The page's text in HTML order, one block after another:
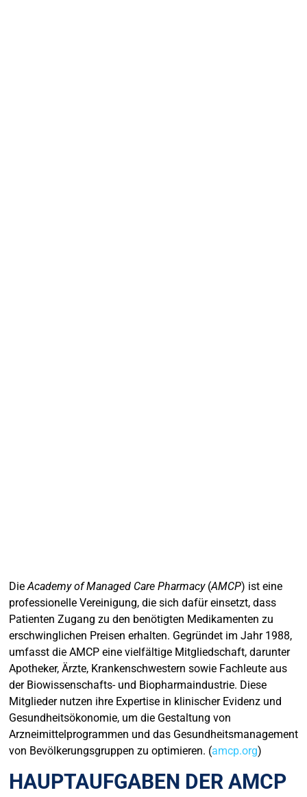
DieAcademy of Managed Care Pharmacy(AMCP) ist eine
professionelle Vereinigung, die sich dafür einsetzt, dass
Patienten Zugang zu den benötigten Medikamenten zu
erschwinglichen Preisen erhalten. Gegründet im Jahr 1988,
umfasst die AMCP eine vielfältige Mitgliedschaft, darunter
Apotheker, Ärzte, Krankenschwestern sowie Fachleute aus
der Biowissenschafts- und Biopharmaindustrie. Diese
Mitglieder nutzen ihre Expertise in klinischer Evidenz und
Gesundheitsökonomie, um die Gestaltung von
Arzneimittelprogrammen und das Gesundheitsmanagement
von Bevölkerungsgruppen zu optimieren. (amcp.org)
HAUPTAUFGABEN DER AMCP